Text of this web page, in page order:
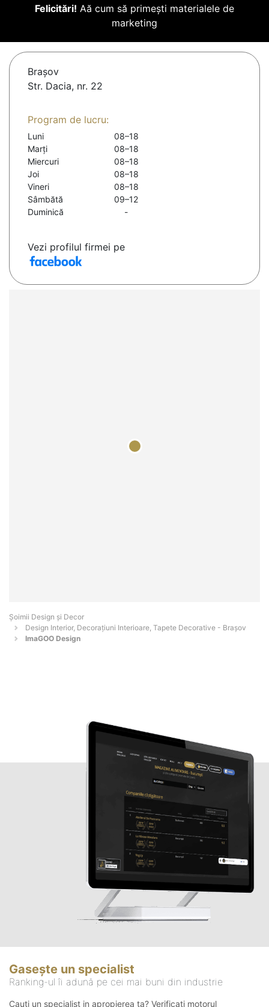
Felicitări! Aă cum să primești materialele de
marketing
Braşov
Str. Dacia, nr. 22
Program de lucru:
Luni
08–18
Marți
08–18
Miercuri
08–18
Joi
08–18
Vineri
08–18
Sâmbătă
09–12
Duminică
-
Vezi profilul firmei pe
Șoimii Design și Decor
Design Interior, Decorațiuni Interioare, Tapete Decorative - Braşov
ImaGOO Design
Gasește un specialist
Ranking-ul îi adună pe cei mai buni din industrie
Cauți un specialist in apropierea ta? Verificați motorul